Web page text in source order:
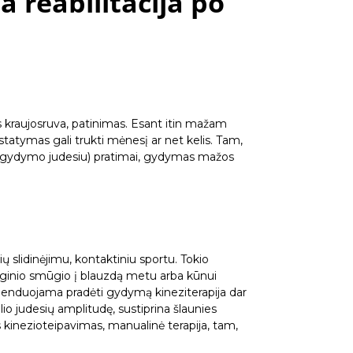
patinimas. Esant itin mažam
gali trukti mėnesį ar net kelis. Tam,
judesiu) pratimai, gydymas mažos
slidinėjimu, kontaktiniu sportu. Tokio
smūgio į blauzdą metu arba kūnui
pradėti gydymą kineziterapija dar
judesių amplitudę, sustiprina šlaunies
manualinė terapija, tam,